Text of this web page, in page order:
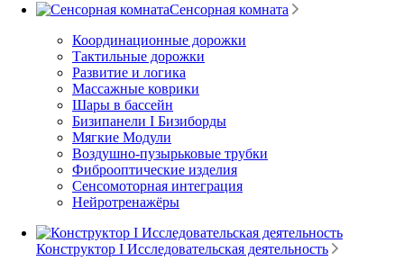
Сенсорная комната
Координационные дорожки
Тактильные дорожки
Развитие и логика
Массажные коврики
Шары в бассейн
Бизипанели I Бизиборды
Мягкие Модули
Воздушно-пузырьковые трубки
Фиброоптические изделия
Сенсомоторная интеграция
Нейротренажёры
Конструктор I Исследовательская деятельность